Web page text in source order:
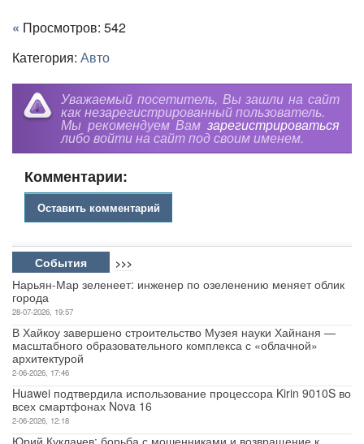
товары в пользу еды
Черногория стала лидером рейтинга зарубежных
авианаправлений лета
Просмотров: 542
Категория:Авто
Уважаемый посетитель, Вы зашли на сайт
как незарегистрированный пользователь.
Мы рекомендуем Вамзарегистрироваться
Комментарии:
Оставить комментарий
События